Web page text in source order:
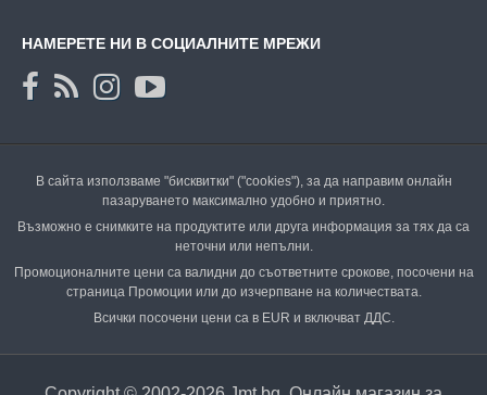
НАМЕРЕТЕ НИ В СОЦИАЛНИТЕ МРЕЖИ
В сайта използваме "бисквитки" ("cookies"), за да направим онлайн
пазаруването максимално удобно и приятно.
Възможно е снимките на продуктите или друга информация за тях да са
неточни или непълни.
Промоционалните цени са валидни до съответните срокове, посочени на
страница Промоции или до изчерпване на количествата.
Всички посочени цени са в EUR и включват ДДС.